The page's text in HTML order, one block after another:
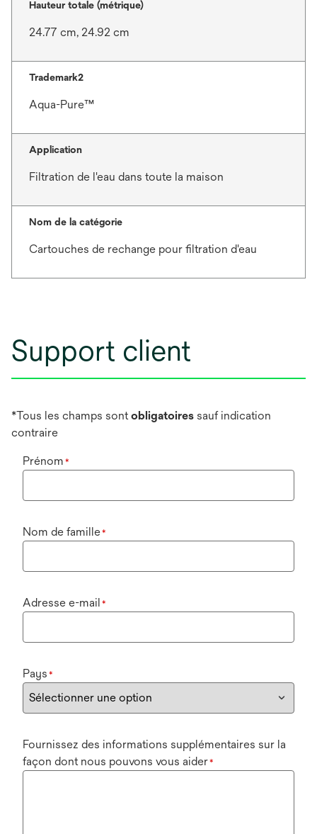
Hauteur totale (métrique)
24.77 cm, 24.92 cm
Trademark2
Aqua-Pure™
Application
Filtration de l'eau dans toute la maison
Nom de la catégorie
Cartouches de rechange pour filtration d'eau
Support client
*Tous les champs sontobligatoires sauf indication
contraire
Prénom *
Nom de famille*
Adresse e-mail *
Pays *
Fournissez des informations supplémentaires sur la
façon dont nous pouvons vous aider*